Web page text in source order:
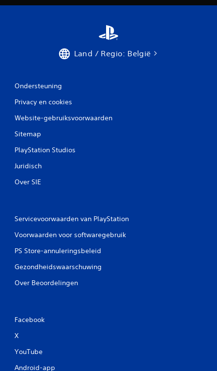
Land / Regio: België
Ondersteuning
Privacy en cookies
Website-gebruiksvoorwaarden
Sitemap
PlayStation Studios
Juridisch
Over SIE
Servicevoorwaarden van PlayStation
Voorwaarden voor softwaregebruik
PS Store-annuleringsbeleid
Gezondheidswaarschuwing
Over Beoordelingen
Facebook
X
YouTube
Android-app